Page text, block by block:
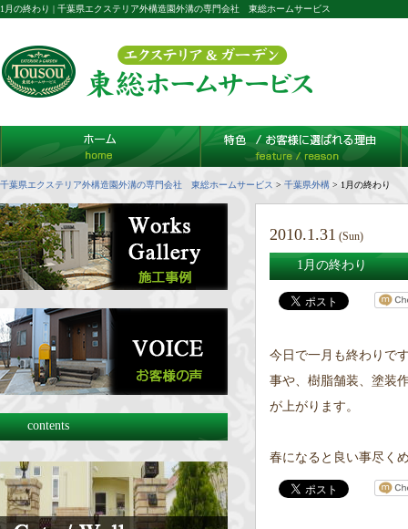
1月の終わり | 千葉県エクステリア外構造園外溝の専門会社 東総ホームサービス
千葉県エクステリア外構造園外溝の専門会社 東総ホームサービス > 千葉県外構 > 1月の終わり
2010.1.31 (Sun)
1月の終わり
今日で一月も終わりで
事や、樹脂舗装、塗装
が上がります。
春になると良い事尽く
contents